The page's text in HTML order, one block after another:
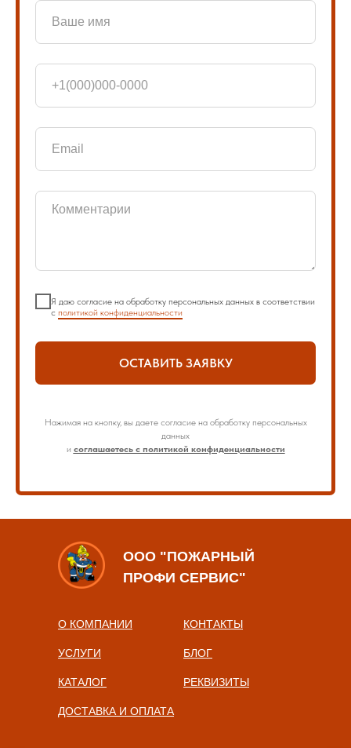
Я даю согласие на обработку персональных данных в соответствии
с политикой конфиденциальности
ОСТАВИТЬ ЗАЯВКУ
Нажимая на кнопку, вы даете согласие на обработку персональных
данных
и соглашаетесь с политикой конфиденциальности
ООО "ПОЖАРНЫЙ
ПРОФИ СЕРВИС"
О КОМПАНИИ
УСЛУГИ
КАТАЛОГ
ДОСТАВКА И ОПЛАТА
КОНТАКТЫ
РЕКВИЗИТЫ
БЛОГ